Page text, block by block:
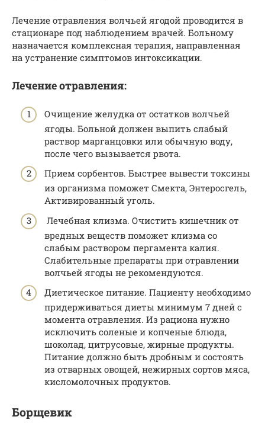
Лечение отравления волчьей ягодой проводится в
стационаре под наблюдением врачей. Больному
назначается комплексная терапия, направленная
на устранение симптомов интоксикации.
Лечение отравления:
Очищение желудка от остатков волчьей
ягоды. Больной должен выпить слабый
раствор марганцовки или обычную воду,
после чего вызывается рвота.
Прием сорбентов. Быстрее вывести токсины
из организма поможет Смекта, Энтеросгель,
Активированный уголь.
Лечебная клизма. Очистить кишечник от
вредных веществ поможет клизма со
слабым раствором пергамента калия.
Слабительные препараты при отравлении
волчьей ягоды не рекомендуются.
Диетическое питание. Пациенту необходимо
придерживаться диеты минимум 7 дней с
момента отравления. Из рациона нужно
исключить соленые и копченые блюда,
шоколад, цитрусовые, жирные продукты.
Питание должно быть дробным и состоять
из отварных овощей, нежирных сортов мяса,
кисломолочных продуктов.
Борщевик